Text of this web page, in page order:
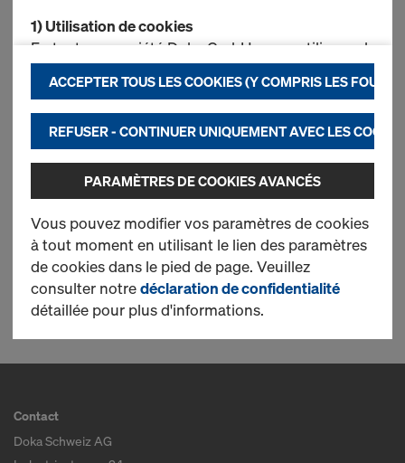
1 produits trouvés
Le plus recherché
Konsole
Neuf
1 produits trouvés
Contact
Doka Schweiz AG
1) Utilisation de cookies
En tant que société Doka GmbH, nous utilisons des
cookies et des applications tierces qui nous
permettent de garantir une performance optimale
de notre site Internet, et notamment
d’améliorer en permanence la fonctionnalité de
notre site Internet (nécessaires),
d’assurer un processus d’achat optimal lors de
l’utilisation de la boutique en ligne Doka
(fonctionnels et statistiques) ou
d’activer sur certaines plateformes une
publicité ciblée adaptée à vos besoins
d’utilisateur (marketing).
Vous trouverez de plus amples informations sur
nos cookies dans notredéclaration de protection
des cookies)
ACCEPTER TOUS LES COOKIES (Y COMPRIS LES
REFUSER - CONTINUER UNIQUEMENT AVEC LES
PARAMÈTRES DE COOKIES AVANCÉS
Vous pouvez modifier vos paramètres de cookies
à tout moment en utilisant le lien des paramètres
de cookies dans le pied de page. Veuillez
consulter notredéclaration de confidentialité
détaillée pour plus d'informations.